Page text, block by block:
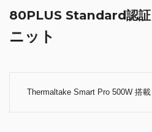
80PLUS Standard認証
ニット
Thermaltake Smart Pro 500W 搭載